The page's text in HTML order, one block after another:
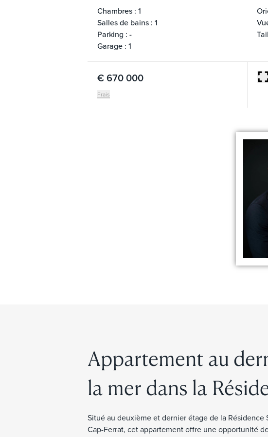
Chambres : 1
Salles de bains : 1
Parking : -
Garage : 1
€ 670 000
Frais
Appartement au
la mer dans la
Situé au deuxième et dernier étage de la
Cap-Ferrat, cet appartement offre une opportunité